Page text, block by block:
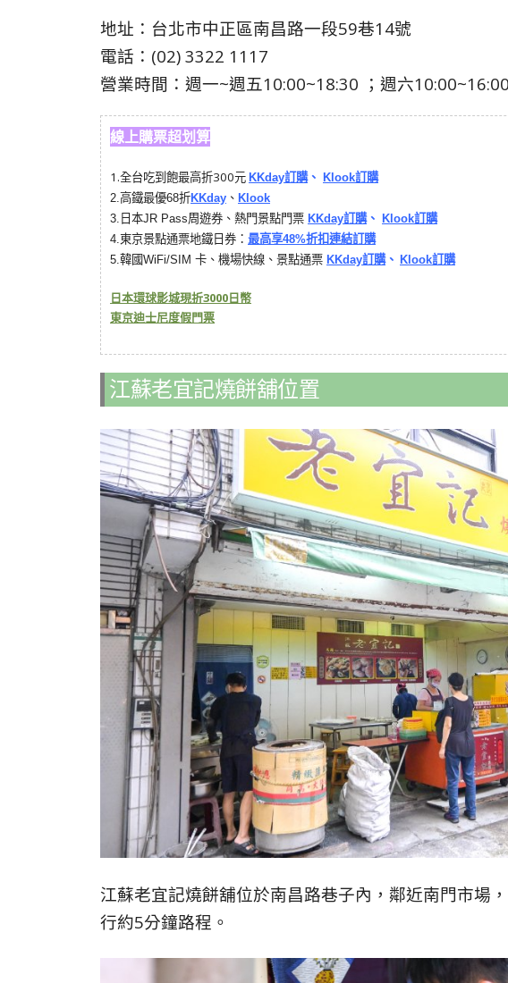
地址：台北市中正區南昌路一段59巷14號
電話：(02) 3322 1117
營業時間：週一~週五10:00~18:30 ；週六
線上購票超划算
1.全台吃到飽最高折300元 KKday訂購、 Klook訂購
2. 高鐵最優68折KKday 、 Klook
3. 日本JR Pass周遊券、熱門景點門票 KKday訂購、 Klook訂購
4. 東京景點通票地鐵日券： 最高享48%折扣連結訂購
5. 韓國WiFi/SIM 卡、機場快線、景點通票 KKday訂購、 Klook訂購
日本環球影城現折3000日幣
東京迪士尼度假門票
江蘇老宜記燒餅舖位置
江蘇老宜記燒餅舖位於南昌路巷子內，鄰近南門市場
行約5分鐘路程。